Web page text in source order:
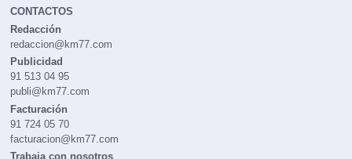
CONTACTOS
Redacción
redaccion@km77.com
Publicidad
91 513 04 95
publi@km77.com
Facturación
91 724 05 70
facturacion@km77.com
Trabaja con nosotros